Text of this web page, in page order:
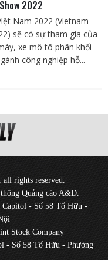
2022
Nam 2022 (Vietnam
sẽ có sự tham gia của
xe mô tô phân khối
công nghiệp hỗ...
rights reserved.
Quảng cáo A&D.
- Số 58 Tố Hữu -
Stock Company
- Số 58 Tố Hữu - Phường